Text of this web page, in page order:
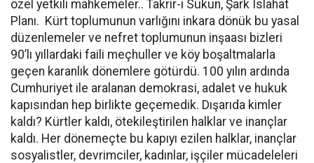
özel yetkili mahkemeler.. Takrir-i Sükun, Şark Islahat
Planı. Kürt toplumunun varlığını inkara dönük bu yasal
düzenlemeler ve nefret toplumunun inşaası bizleri
90’lı yıllardaki faili meçhuller ve köy boşaltmalarla
geçen karanlık dönemlere götürdü. 100 yılın ardında
Cumhuriyet ile aralanan demokrasi, adalet ve hukuk
kapısından hep birlikte geçemedik. Dışarıda kimler
kaldı? Kürtler kaldı, ötekileştirilen halklar ve inançlar
kaldı. Her dönemeçte bu kapıyı ezilen halklar, inançlar
sosyalistler, devrimciler, kadınlar, işçiler mücadeleleri